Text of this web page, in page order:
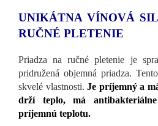
UNIKÁTNA VÍNOVÁ
RUČNÉ PLETENIE
Priadza na ručné pletenie je
pridružená objemná priadza.
skvelé vlastnosti. Je príjemný a
drží teplo, má
príjemnú teplotu.